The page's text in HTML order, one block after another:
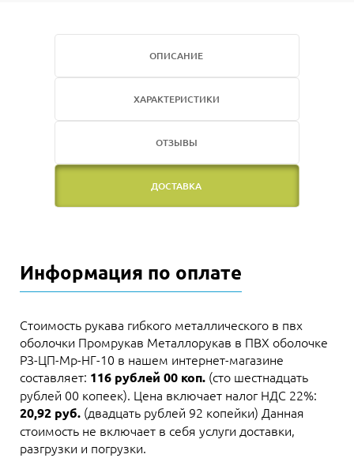
ОПИСАНИЕ
ХАРАКТЕРИСТИКИ
ОТЗЫВЫ
ДОСТАВКА
Информация по оплате
Стоимость рукава гибкого металлического в пвх
оболочки Промрукав Металлорукав в ПВХ оболочке
РЗ-ЦП-Мр-НГ-10 в нашем интернет-магазине
составляет: 116 рублей 00 коп. (сто шестнадцать
рублей 00 копеек). Цена включает налог НДС 22%:
20,92 руб. (двадцать рублей 92 копейки) Данная
стоимость не включает в себя услуги доставки,
разгрузки и погрузки.